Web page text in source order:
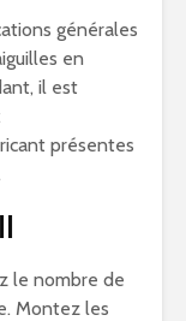
générales
en
il est
présentes
le nombre de
Montez les